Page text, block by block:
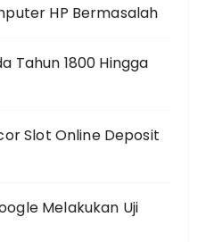
HP Bermasalah
Tahun 1800 Hingga
Slot Online Deposit
Melakukan Uji